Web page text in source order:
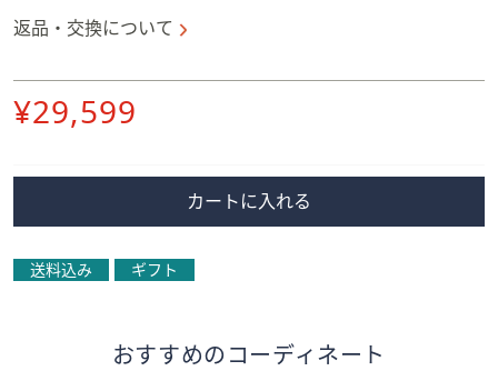
す。
返品・交換について
削
¥29,599
カートに入れる
送料込み ギフト
おすすめのコーディネート